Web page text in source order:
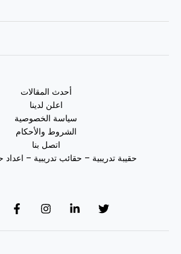
أحدث المقالات
اعلن لدينا
سياسة الخصوصية
الشروط والأحكام
اتصل بنا
حقيبة تدريبية – حقائب تدريبية – اعداد